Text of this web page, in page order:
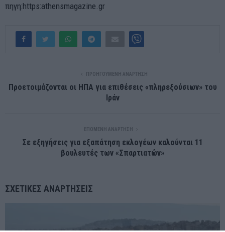
πηγη:https:athensmagazine.gr
ΠΡΟΗΓΟΎΜΕΝΗ ΑΝΆΡΤΗΣΗ
Προετοιμάζονται οι ΗΠΑ για επιθέσεις «πληρεξούσιων» του
Ιράν
ΕΠΌΜΕΝΗ ΑΝΆΡΤΗΣΗ
Σε εξηγήσεις για εξαπάτηση εκλογέων καλούνται 11
βουλευτές των «Σπαρτιατών»
ΣΧΕΤΙΚΈΣ ΑΝΑΡΤΉΣΕΙΣ